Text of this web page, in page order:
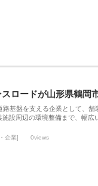
ロードが山形県鶴岡
路基盤を支える企業として、
施設周辺の環境整備まで、幅
企業] 0views